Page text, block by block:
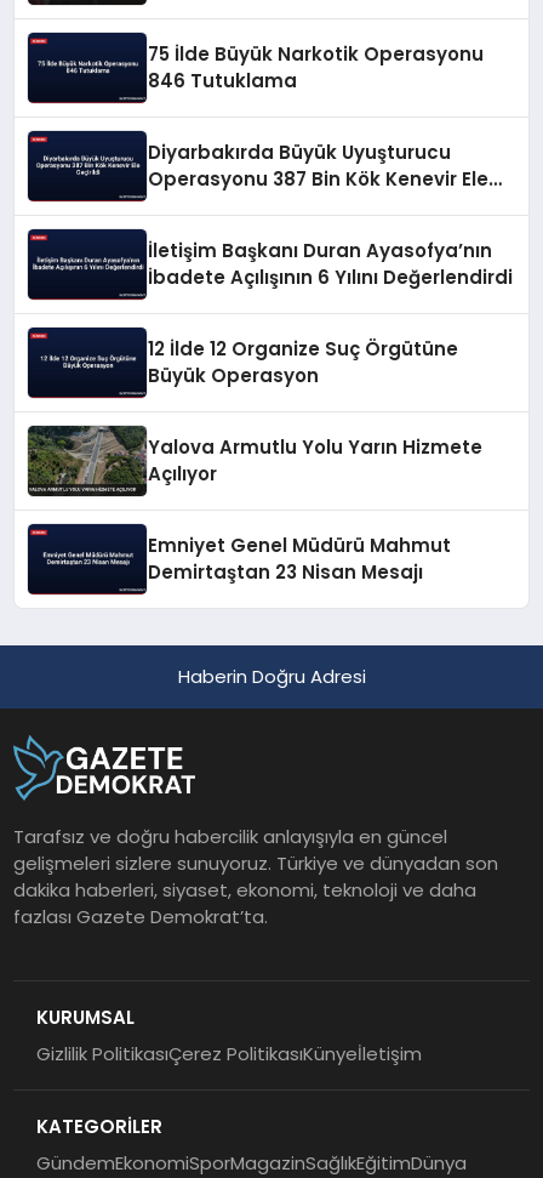
75 İlde Büyük Narkotik Operasyonu
846 Tutuklama
Diyarbakırda Büyük Uyuşturucu
Operasyonu 387 Bin Kök Kenevir Ele
İletişim Başkanı Duran Ayasofya’nın
İbadete Açılışının 6 Yılını Değerlendirdi
12 İlde 12 Organize Suç Örgütüne
Büyük Operasyon
Yalova Armutlu Yolu Yarın Hizmete
Açılıyor
Emniyet Genel Müdürü Mahmut
Demirtaştan 23 Nisan Mesajı
Haberin Doğru Adresi
Tarafsız ve doğru habercilik anlayışıyla en güncel
gelişmeleri sizlere sunuyoruz. Türkiye ve dünyadan son
dakika haberleri, siyaset, ekonomi, teknoloji ve daha
fazlası Gazete Demokrat’ta.
KURUMSAL
Gizlilik PolitikasıÇerez PolitikasıKünyeİletişim
KATEGORİLER
GündemEkonomiSporMagazinSağlıkEğitimDünya